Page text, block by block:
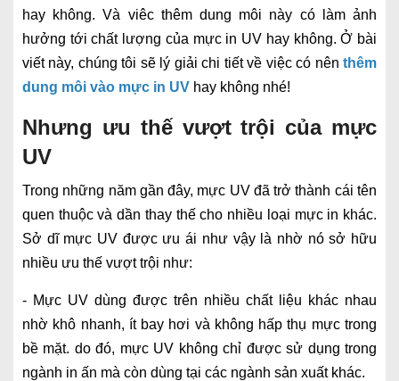
hay không. Và viêc thêm dung môi này có làm ảnh
hưởng tới chất lượng của mực in UV hay không. Ở bài
viết này, chúng tôi sẽ lý giải chi tiết về việc có nên thêm
dung môi vào mực in UV hay không nhé!
Nhưng ưu thế vượt trội của mực
UV
Trong những năm gần đây, mực UV đã trở thành cái tên
quen thuộc và dần thay thế cho nhiều loại mực in khác.
Sở dĩ mực UV được ưu ái như vậy là nhờ nó sở hữu
nhiều ưu thế vượt trội như:
- Mực UV dùng được trên nhiều chất liệu khác nhau
nhờ khô nhanh, ít bay hơi và không hấp thụ mực trong
bề mặt. do đó, mực UV không chỉ được sử dụng trong
ngành in ấn mà còn dùng tại các ngành sản xuất khác.